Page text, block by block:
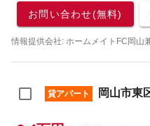
お問い合わせ(無料)
情報提供会社: ホームメイトFC岡
貸アパート 岡山市東